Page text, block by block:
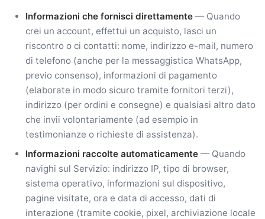
Informazioni che fornisci direttamente — Quando
crei un account, effettui un acquisto, lasci un
riscontro o ci contatti: nome, indirizzo e-mail, numero
di telefono (anche per la messaggistica WhatsApp,
previo consenso), informazioni di pagamento
(elaborate in modo sicuro tramite fornitori terzi),
indirizzo (per ordini e consegne) e qualsiasi altro dato
che invii volontariamente (ad esempio in
testimonianze o richieste di assistenza).
Informazioni raccolte automaticamente — Quando
navighi sul Servizio: indirizzo IP, tipo di browser,
sistema operativo, informazioni sul dispositivo,
pagine visitate, ora e data di accesso, dati di
interazione (tramite cookie, pixel, archiviazione locale